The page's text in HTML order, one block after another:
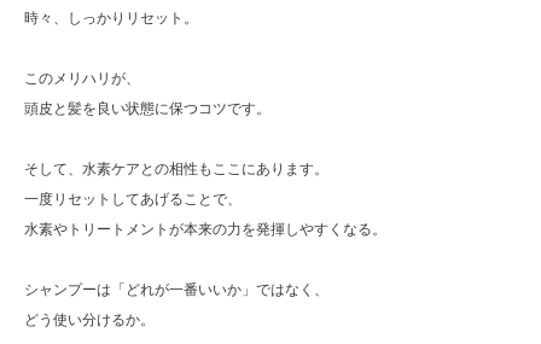
時々、しっかりリセット。
このメリハリが、
頭皮と髪を良い状態に保つコツです。
そして、水素ケアとの相性もここにあります。
一度リセットしてあげることで、
水素やトリートメントが本来の力を発揮しやすくなる。
シャンプーは「どれが一番いいか」ではなく、
どう使い分けるか。